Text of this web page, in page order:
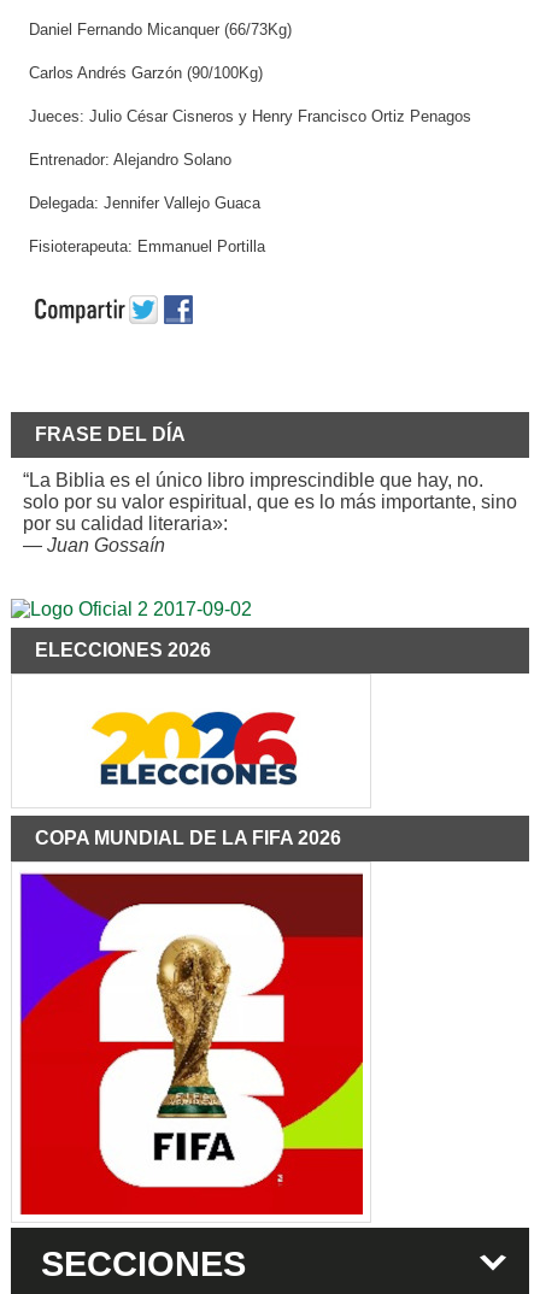
Daniel Fernando Micanquer (66/73Kg)
Carlos Andrés Garzón (90/100Kg)
Jueces: Julio César Cisneros y Henry Francisco Ortiz Penagos
Entrenador: Alejandro Solano
Delegada: Jennifer Vallejo Guaca
Fisioterapeuta: Emmanuel Portilla
FRASE DEL DÍA
“La Biblia es el único libro imprescindible que hay, no.
solo por su valor espiritual, que es lo más importante, sino
por su calidad literaria»:
— Juan Gossaín
ELECCIONES 2026
COPA MUNDIAL DE LA FIFA 2026
SECCIONES